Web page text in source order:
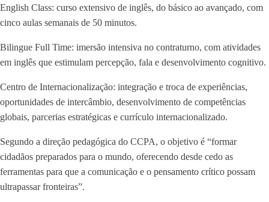
English Class: curso extensivo de inglês, do básico ao avançado, com
cinco aulas semanais de 50 minutos.
Bilingue Full Time: imersão intensiva no contraturno, com atividades
em inglês que estimulam percepção, fala e desenvolvimento cognitivo.
Centro de Internacionalização: integração e troca de experiências,
oportunidades de intercâmbio, desenvolvimento de competências
globais, parcerias estratégicas e currículo internacionalizado.
Segundo a direção pedagógica do CCPA, o objetivo é “formar
cidadãos preparados para o mundo, oferecendo desde cedo as
ferramentas para que a comunicação e o pensamento crítico possam
ultrapassar fronteiras”.